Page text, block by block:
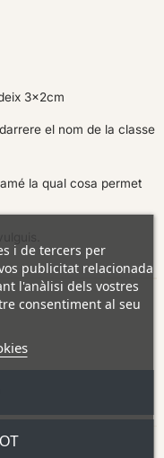
3x2cm
el nom de la classe
la qual cosa permet
i de tercers per
publicitat relacionada
l'anàlisi dels vostres
consentiment al seu